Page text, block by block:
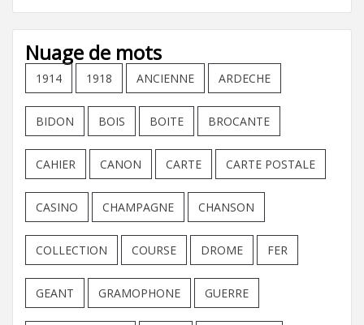
Nuage de mots
1914 1918 ANCIENNE ARDECHE
BIDON BOIS BOITE BROCANTE
CAHIER CANON CARTE CARTE POSTALE
CASINO CHAMPAGNE CHANSON
COLLECTION COURSE DROME FER
GEANT GRAMOPHONE GUERRE